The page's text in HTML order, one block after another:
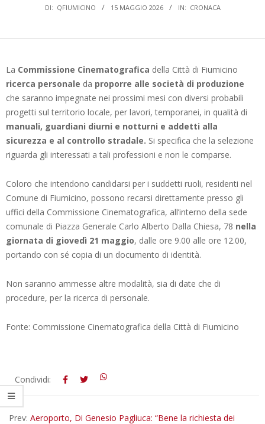
DI: QFIUMICINO 15 MAGGIO 2026 IN: CRONACA
La Commissione Cinematografica della Città di Fiumicino
ricerca personale da proporre alle società di produzione
che saranno impegnate nei prossimi mesi con diversi probabili
progetti sul territorio locale, per lavori, temporanei, in qualità di
manuali, guardiani diurni e notturni e addetti alla
sicurezza e al controllo stradale. Si specifica che la selezione
riguarda gli interessati a tali professioni e non le comparse.
Coloro che intendono candidarsi per i suddetti ruoli, residenti nel
Comune di Fiumicino, possono recarsi direttamente presso gli
uffici della Commissione Cinematografica, all’interno della sede
comunale di Piazza Generale Carlo Alberto Dalla Chiesa, 78 nella
giornata di giovedì 21 maggio, dalle ore 9.00 alle ore 12.00,
portando con sé copia di un documento di identità.
Non saranno ammesse altre modalità, sia di date che di
procedure, per la ricerca di personale.
Fonte: Commissione Cinematografica della Città di Fiumicino
2026-
05-
15
Condividi:
Prev: Aeroporto, Di Genesio Pagliuca: “Bene la richiesta dei